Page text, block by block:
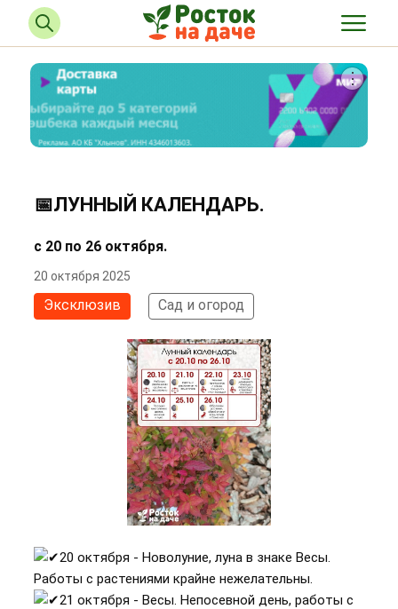
📅ЛУННЫЙ КАЛЕНДАРЬ.
с 20 по 26 октября.
20 октября 2025
Эксклюзив Сад и огород
20 октября - Новолуние, луна в знаке Весы.
Работы с растениями крайне нежелательны.
21 октября - Весы. Непосевной день, работы с